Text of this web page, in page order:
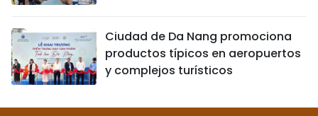
Ciudad de Da Nang promociona
productos típicos en aeropuertos
y complejos turísticos